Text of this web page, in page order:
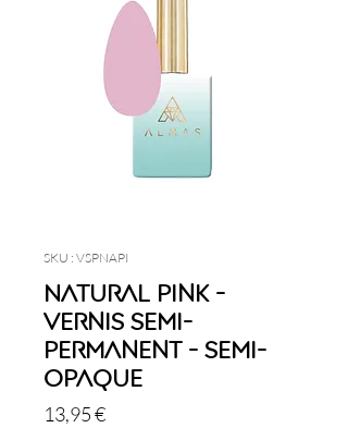
SKU : VSPNAPI
Natural Pink -
Vernis semi-
permanent - Semi-
opaque
13,95 €Prix